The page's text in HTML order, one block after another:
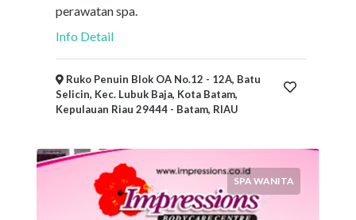
perawatan spa.
Info Detail
Ruko Penuin Blok OA No.12 - 12A, Batu
Selicin, Kec. Lubuk Baja, Kota Batam,
Kepulauan Riau 29444 - Batam, RIAU
SPA WANITA